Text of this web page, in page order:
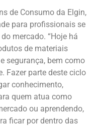
de Consumo da Elgin,
para profissionais se
mercado. “Hoje há
de materiais
segurança, bem como
Fazer parte deste ciclo
conhecimento,
quem atua como
ou aprendendo,
ficar por dentro das